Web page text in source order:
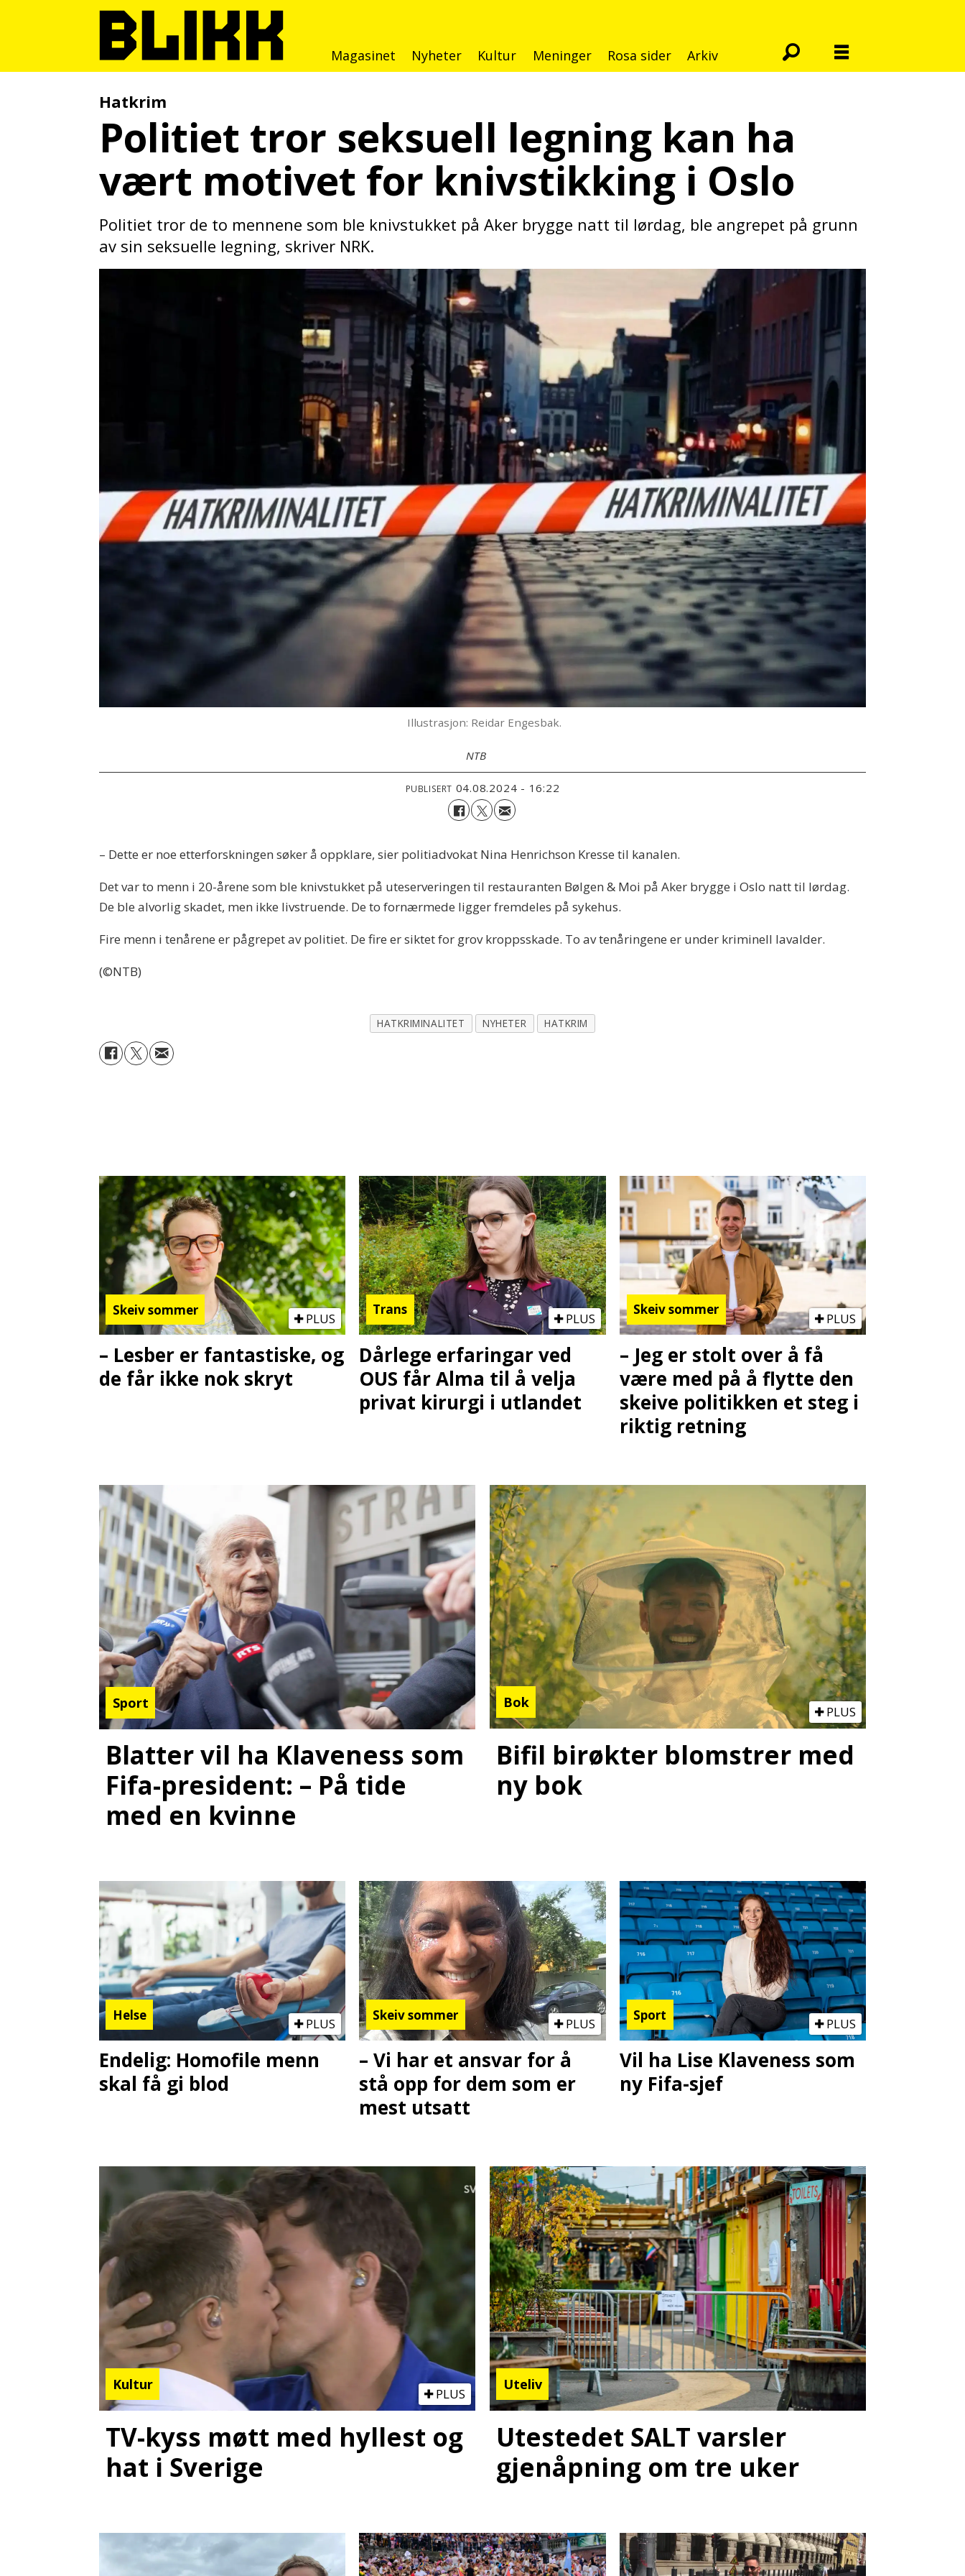
Magasinet Nyheter Kultur Meninger Rosa sider Arkiv
Hatkrim
Politiet tror seksuell legning kan ha
vært motivet for knivstikking i Oslo
Politiet tror de to mennene som ble knivstukket på Aker brygge natt til lørdag, ble angrepet på grunn
av sin seksuelle legning, skriver NRK.
Illustrasjon: Reidar Engesbak.
NTB
PUBLISERT 04.08.2024 - 16:22
– Dette er noe etterforskningen søker å oppklare, sier politiadvokat Nina Henrichson Kresse til kanalen.
Det var to menn i 20-årene som ble knivstukket på uteserveringen til restauranten Bølgen & Moi på Aker brygge i Oslo natt til lørdag.
De ble alvorlig skadet, men ikke livstruende. De to fornærmede ligger fremdeles på sykehus.
Fire menn i tenårene er pågrepet av politiet. De fire er siktet for grov kroppsskade. To av tenåringene er under kriminell lavalder.
(©NTB)
HATKRIMINALITET NYHETER HATKRIM
Skeiv sommer
PLUS
– Lesber er fantastiske, og
de får ikke nok skryt
Trans
PLUS
Dårlege erfaringar ved
OUS får Alma til å velja
privat kirurgi i utlandet
Skeiv sommer
PLUS
– Jeg er stolt over å få
være med på å flytte den
skeive politikken et steg i
riktig retning
Sport
Blatter vil ha Klaveness som
Fifa-president: – På tide
med en kvinne
Bok
PLUS
Bifil birøkter blomstrer med
ny bok
Helse
PLUS
Endelig: Homofile menn
skal få gi blod
Skeiv sommer
PLUS
– Vi har et ansvar for å
stå opp for dem som er
mest utsatt
Sport
PLUS
Vil ha Lise Klaveness som
ny Fifa-sjef
Kultur
PLUS
TV-kyss møtt med hyllest og
hat i Sverige
Uteliv
Utestedet SALT varsler
gjenåpning om tre uker